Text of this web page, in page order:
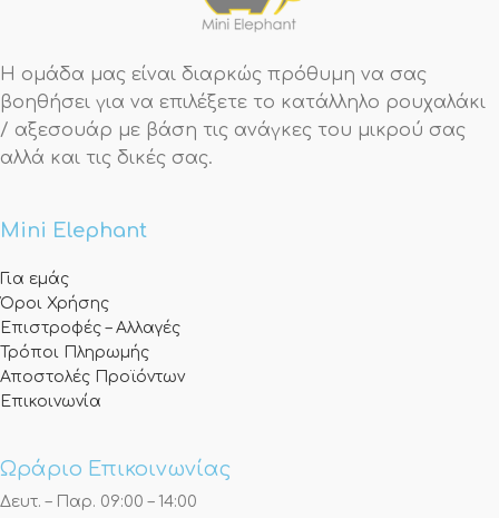
Η ομάδα μας είναι διαρκώς πρόθυμη να σας
βοηθήσει για να επιλέξετε το κατάλληλο ρουχαλάκι
/ αξεσουάρ με βάση τις ανάγκες του μικρού σας
αλλά και τις δικές σας.
Mini Elephant
Για εμάς
Όροι Χρήσης
Επιστροφές – Αλλαγές
Τρόποι Πληρωμής
Αποστολές Προϊόντων
Επικοινωνία
Ωράριο Επικοινωνίας
Δευτ. – Παρ. 09:00 – 14:00